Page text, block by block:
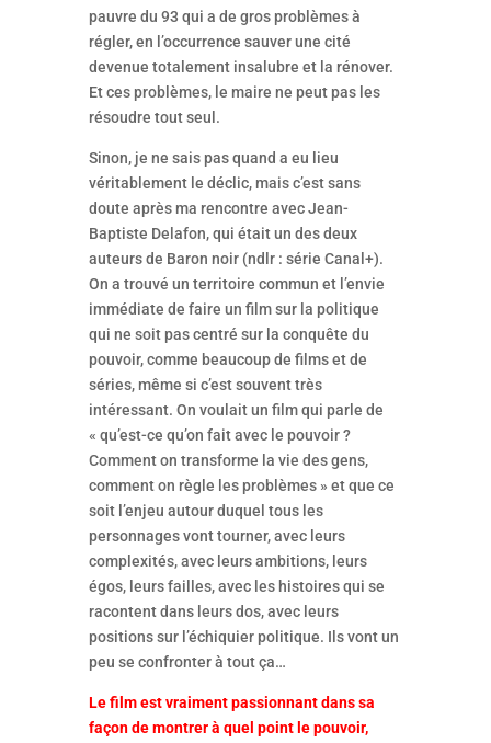
pauvre du 93 qui a de gros problèmes à
régler, en l’occurrence sauver une cité
devenue totalement insalubre et la rénover.
Et ces problèmes, le maire ne peut pas les
résoudre tout seul.
Sinon, je ne sais pas quand a eu lieu
véritablement le déclic, mais c’est sans
doute après ma rencontre avec Jean-
Baptiste Delafon, qui était un des deux
auteurs de Baron noir (ndlr : série Canal+).
On a trouvé un territoire commun et l’envie
immédiate de faire un film sur la politique
qui ne soit pas centré sur la conquête du
pouvoir, comme beaucoup de films et de
séries, même si c’est souvent très
intéressant. On voulait un film qui parle de
« qu’est-ce qu’on fait avec le pouvoir ?
Comment on transforme la vie des gens,
comment on règle les problèmes » et que ce
soit l’enjeu autour duquel tous les
personnages vont tourner, avec leurs
complexités, avec leurs ambitions, leurs
égos, leurs failles, avec les histoires qui se
racontent dans leurs dos, avec leurs
positions sur l’échiquier politique. Ils vont un
peu se confronter à tout ça…
Le film est vraiment passionnant dans sa
façon de montrer à quel point le pouvoir,